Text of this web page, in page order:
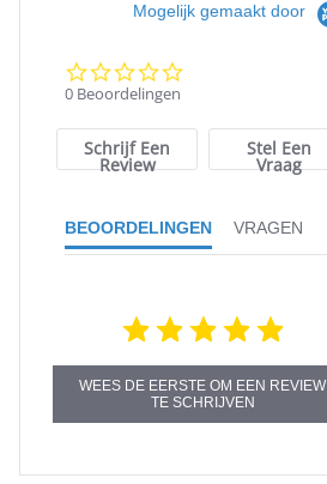
Mogelijk gemaakt door
0 Beoordelingen
Schrijf Een
Review
Stel Een
Vraag
BEOORDELINGEN VRAGEN
WEES DE EERSTE OM EEN REVIEW
TE SCHRIJVEN